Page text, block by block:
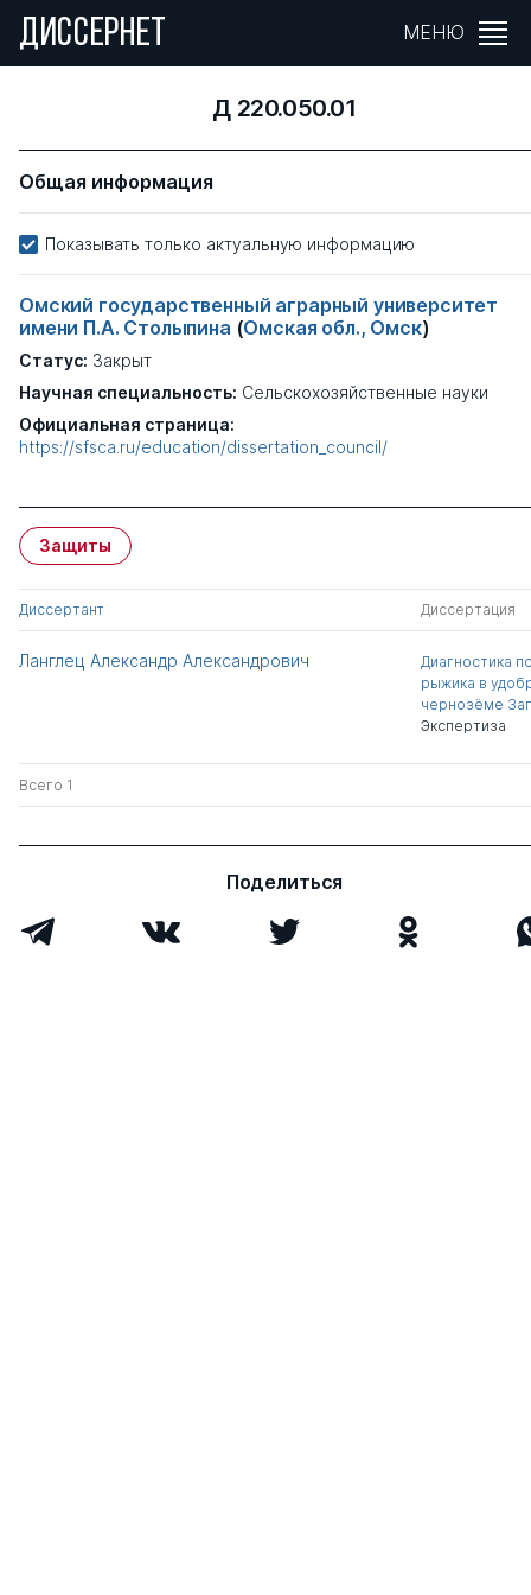
ДИССЕРНЕТ МЕНЮ
Д 220.050.01
Общая информация
Показывать только актуальную информацию
Омский государственный аграрный университет
имени П.А. Столыпина (Омская обл., Омск)
Статус: Закрыт
Научная специальность: Сельскохозяйственные науки
Официальная страница:
https://sfsca.ru/education/dissertation_council/
Защиты
Диссертант Диссертация
Ланглец Александр Александрович
Диагностика
рыжика в
чернозёме
Экспертиза
Всего 1
Поделиться